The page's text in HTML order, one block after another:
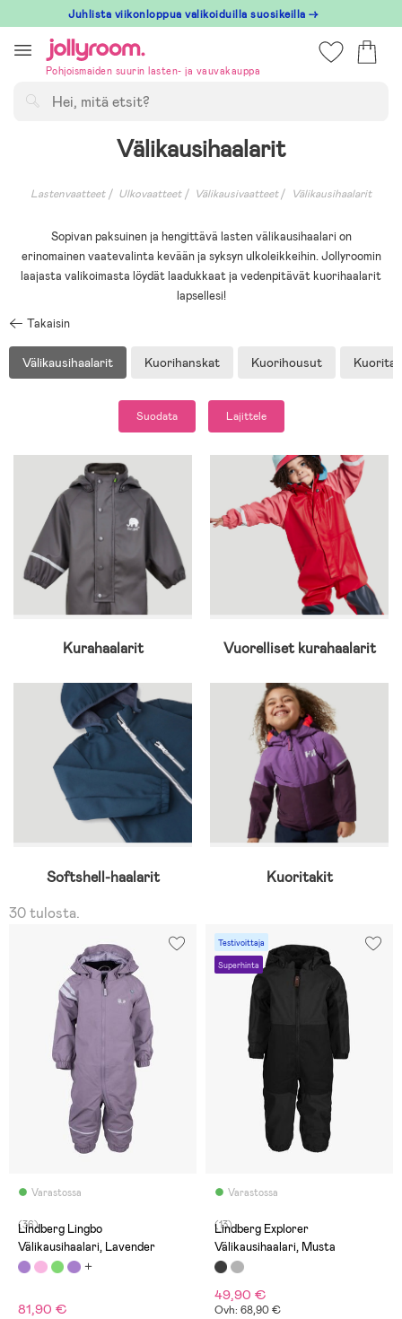
till
innehållet
Juhlista viikonloppua valikoiduilla suosikeilla →
Pohjoismaiden suurin lasten- ja vauvakauppa
Välikausihaalarit
Lastenvaatteet Ulkovaatteet Välikausivaatteet Välikausihaalarit
Sopivan paksuinen ja hengittävä lasten välikausihaalari on
erinomainen vaatevalinta kevään ja syksyn ulkoleikkeihin. Jollyroomin
laajasta valikoimasta löydät laadukkaat ja vedenpitävät kuorihaalarit
lapsellesi!
Takaisin
Välikausihaalarit Kuorihanskat Kuorihousut
Suodata Lajittele
Kurahaalarit Vuorelliset kurahaalarit
Softshell-haalarit
Kuoritakit
30 tulosta.
Varastossa
(36)
Lindberg Lingbo
Välikausihaalari, Lavender
81,90 €
Testivoittaja
Superhinta
Varastossa
(13)
Lindberg Explorer
Välikausihaalari, Musta
49,90 €
Ovh: 68,90 €